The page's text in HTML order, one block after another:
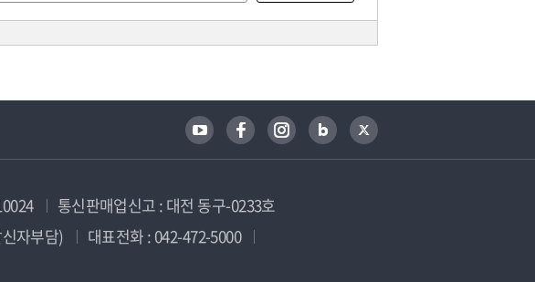
통신판매업신고 : 대전 동구-0233호
자부담)
대표전화 : 042-472-5000